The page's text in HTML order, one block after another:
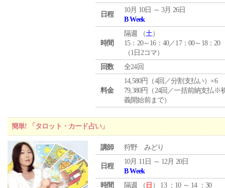
日程
10月 10日 ～ 3月 26日
B Week
時間
隔週 （土）
15：20～16：40／17：00～18：20
（1日2コマ）
回数
全24回
料金
14,580円（4回／分割支払い）×6
79,380円（24回／一括前納支払※
義開始前まで）
簡単! 「タロット・カード占い」
講師 狩野 みどり
日程
10月 11日 ～ 12月 20日
B Week
時間
隔週 （ 日 ） 13 ：10 ～ 14 ：30